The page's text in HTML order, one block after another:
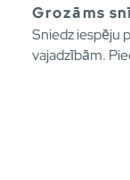
Grozāms
Sniedz iespēju
vajadzībām.